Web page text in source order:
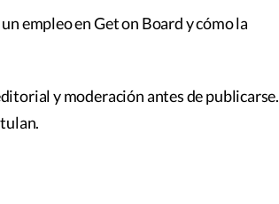
empleo en Get on Board y cómo la
y moderación antes de publicarse.